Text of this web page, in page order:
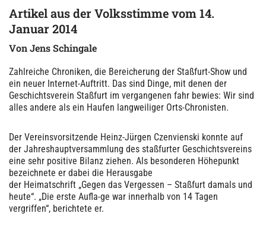
Artikelaus der Volksstimmevom 14.
Januar 2014
Von Jens Schingale
Zahlreiche Chroniken, die Bereicherung der Staßfurt-Show und
ein neuer Internet-Auftritt. Das sind Dinge, mit denen der
Geschichtsverein Staßfurt im vergangenen fahr bewies: Wir sind
alles andere als ein Haufen langweiliger Orts-Chronisten.
Der Vereinsvorsitzende Heinz-Jürgen Czenvienski konnte auf
der Jahreshauptversammlung des staßfurter Geschichtsvereins
eine sehr positive Bilanz ziehen. Als besonderen Höhepunkt
bezeichnete er dabei die Herausgabe
der Heimatschrift „Gegen das Vergessen – Staßfurt damals und
heute“. „Die erste Aufla-ge war innerhalb von 14 Tagen
vergriffen“, berichtete er.